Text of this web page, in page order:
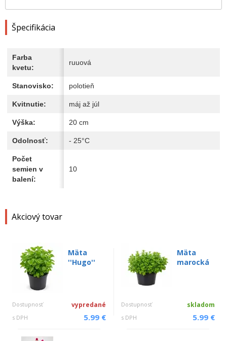
Akciový tovar
Mäta
''Hugo''
Dostupnosť vypredané
s DPH 5.99 €
Mäta
marocká
Dostupnosť skladom
s DPH 5.99 €
Špecifikácia
Farba
kvetu:
ruuová
Stanovisko: polotieň
Kvitnutie: máj až júl
Výška: 20 cm
Odolnosť: - 25°C
Počet
semien v
balení:
10